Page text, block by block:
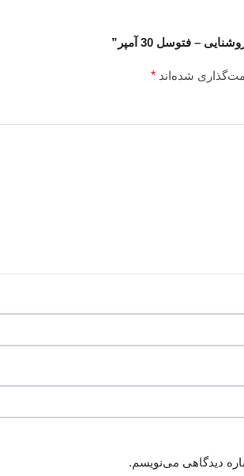
– فتوسل 30 آمپر”
شده‌اند *
دیدگاهی می‌نویسم.